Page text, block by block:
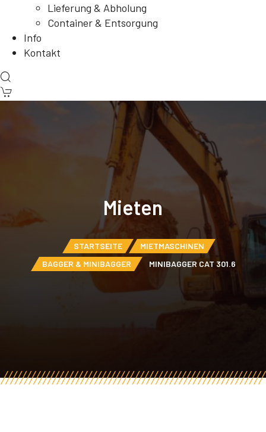
Lieferung & Abholung
Container & Entsorgung
Info
Kontakt
Mieten
STARTSEITE
MIETMASCHINEN
BAGGER & MINIBAGGER
MINIBAGGER CAT 301.6